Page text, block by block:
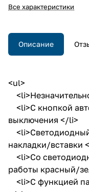
Все характеристики
Описание
<ul>
<li>С кнопкой
выключения </li>
накладки/вставки
<li>Со
работы красный/
<li>С функцией